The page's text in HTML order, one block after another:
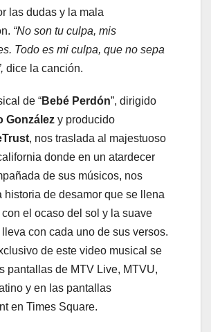
las dudas y la mala
“No son tu culpa, mis
Todo es mi culpa, que no sepa
dice la canción.
de “Bebé Perdón”, dirigido
González y producido
, nos traslada al majestuoso
donde en un atardecer
de sus músicos, nos
historia de desamor que se llena
el ocaso del sol y la suave
con cada uno de sus versos.
de este video musical se
pantallas de MTV Live, MTVU,
y en las pantallas
en Times Square.